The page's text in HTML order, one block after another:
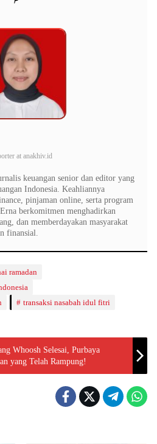
at anakhiv.id
keuangan senior dan editor yang
Indonesia. Keahliannya
pinjaman online, serta program
berkomitmen menghadirkan
dan memberdayakan masyarakat
finansial.
ramadan
transaksi nasabah idul fitri
Whoosh Selesai, Purbaya
yang Telah Rampung!